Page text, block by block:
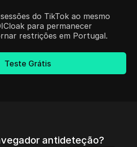
do TikTok ao mesmo
para permanecer
restrições em Portugal.
Teste Grátis
antideteção?